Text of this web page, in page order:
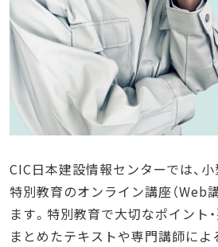
CIC日本建設情報センターでは、
特別教育のオンライン講座（Web
ます。特別教育で大切なポイント
まとめたテキストや専門講師に